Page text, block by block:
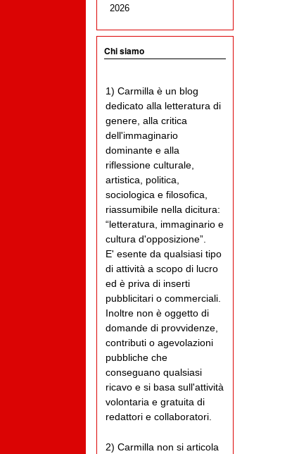
2026
Chi siamo
1) Carmilla è un blog
dedicato alla letteratura di
genere, alla critica
dell'immaginario
dominante e alla
riflessione culturale,
artistica, politica,
sociologica e filosofica,
riassumibile nella dicitura:
“letteratura, immaginario e
cultura d'opposizione”.
E' esente da qualsiasi tipo
di attività a scopo di lucro
ed è priva di inserti
pubblicitari o commerciali.
Inoltre non è oggetto di
domande di provvidenze,
contributi o agevolazioni
pubbliche che
conseguano qualsiasi
ricavo e si basa sull'attività
volontaria e gratuita di
redattori e collaboratori.
2) Carmilla non si articola